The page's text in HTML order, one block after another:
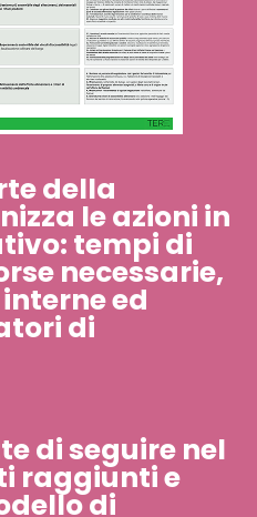
della
le azioni in
tempi di
necessarie,
ed
di
di seguire nel
raggiunti e
di